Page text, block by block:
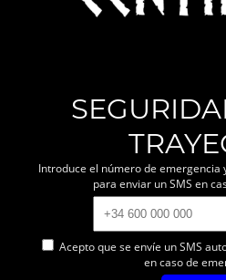
Introduce el número de
para enviar un SMS en
Acepto que se envíe un SMS
en caso de